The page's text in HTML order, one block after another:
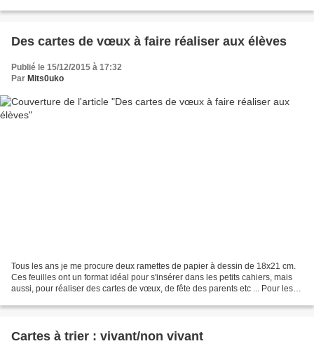
Des cartes de vœux à faire réaliser aux élèves
Publié le 15/12/2015 à 17:32
Par Mits0uko
Tous les ans je me procure deux ramettes de papier à dessin de 18x21 cm.
Ces feuilles ont un format idéal pour s'insérer dans les petits cahiers, mais
aussi, pour réaliser des cartes de vœux, de fête des parents etc ... Pour les
Cartes à trier : vivant/non vivant